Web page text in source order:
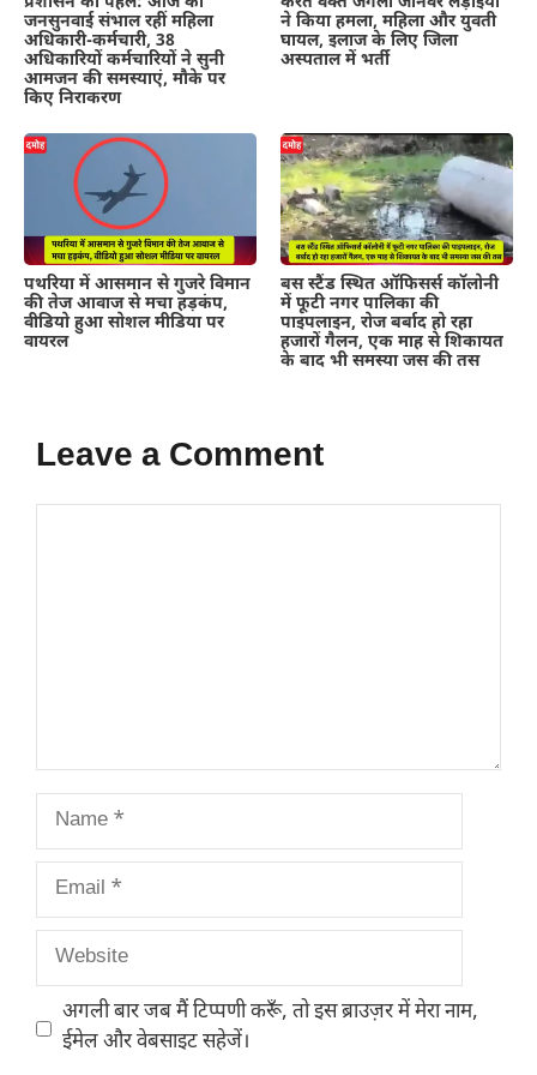
जनसुनवाई संभाल रहीं महिला
अधिकारी-कर्मचारी, 38
अधिकारियों कर्मचारियों ने सुनी
आमजन की समस्याएं, मौके पर
किए निराकरण
ने किया हमला, महिला और युवती
घायल, इलाज के लिए जिला
अस्पताल में भर्ती
पथरिया में आसमान से गुजरे विमान
की तेज आवाज से मचा हड़कंप,
वीडियो हुआ सोशल मीडिया पर
वायरल
बस स्टैंड स्थित ऑफिसर्स कॉलोनी
में फूटी नगर पालिका की
पाइपलाइन, रोज बर्बाद हो रहा
हजारों गैलन, एक माह से शिकायत
के बाद भी समस्या जस की तस
Leave a Comment
Name
Email
Website
अगली बार जब मैं टिप्पणी करूँ, तो इस ब्राउज़र में मेरा नाम,
ईमेल और वेबसाइट सहेजें।